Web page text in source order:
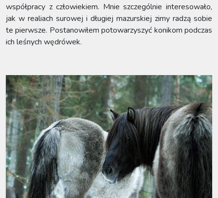
współpracy z człowiekiem. Mnie szczególnie interesowało,
jak w realiach surowej i długiej mazurskiej zimy radzą sobie
te pierwsze. Postanowiłem potowarzyszyć konikom podczas
ich leśnych wędrówek.